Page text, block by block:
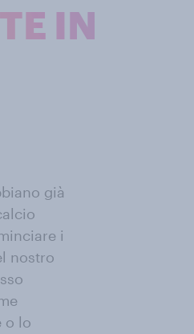
IN
già
i
nostro
o lo